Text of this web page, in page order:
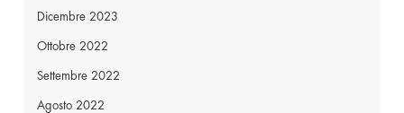
Dicembre 2023
Ottobre 2022
Settembre 2022
Agosto 2022